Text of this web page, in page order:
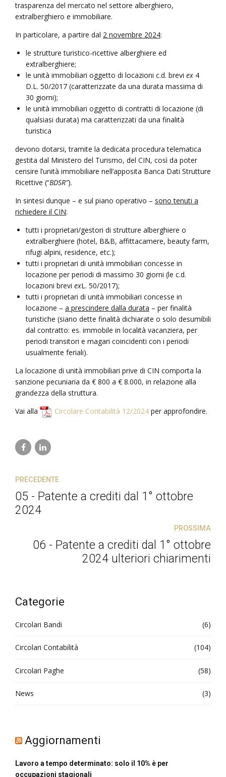
trasparenza del mercato nel settore alberghiero,
extralberghiero e immobiliare.
In particolare, a partire dal 2 novembre 2024:
le strutture turistico-ricettive alberghiere ed
extralberghiere;
le unità immobiliari oggetto di locazioni c.d. brevi ex 4
D.L. 50/2017 (caratterizzate da una durata massima di
30 giorni);
le unità immobiliari oggetto di contratti di locazione (di
qualsiasi durata) ma caratterizzati da una finalità
turistica
devono dotarsi, tramite la dedicata procedura telematica
gestita dal Ministero del Turismo, del CIN, così da poter
censire l’unità immobiliare nell’apposita Banca Dati Strutture
Ricettive (“BDSR”).
In sintesi dunque – e sul piano operativo – sono tenuti a
richiedere il CIN:
tutti i proprietari/gestori di strutture alberghiere o
extralberghiere (hotel, B&B, affittacamere, beauty farm,
rifugi alpini, residence, etc.);
tutti i proprietari di unità immobiliari concesse in
locazione per periodi di massimo 30 giorni (le c.d.
locazioni brevi exL. 50/2017);
tutti i proprietari di unità immobiliari concesse in
locazione – a prescindere dalla durata – per finalità
turistiche (siano dette finalità dichiarate o solo desumibili
dal contratto: es. immobile in località vacanziera, per
periodi transitori e magari coincidenti con i periodi
usualmente feriali).
La locazione di unità immobiliari prive di CIN comporta la
sanzione pecuniaria da € 800 a € 8.000, in relazione alla
grandezza della struttura.
Vai alla
Circolare Contabilità 12/2024per approfondire.
PRECEDENTE
05 - Patente a crediti dal 1° ottobre
2024
PROSSIMA
06 - Patente a crediti dal 1° ottobre
2024 ulteriori chiarimenti
Categorie
Circolari Bandi (6)
Circolari Contabilità (104)
Circolari Paghe (58)
News (3)
Aggiornamenti
Lavoro a tempo determinato: solo il 10% è per
occupazioni stagionali